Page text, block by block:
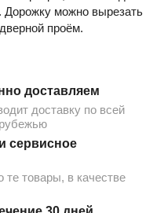
Дорожку можно вырезать
проём.
доставляем
доставку по всей
сервисное
товары, в качестве